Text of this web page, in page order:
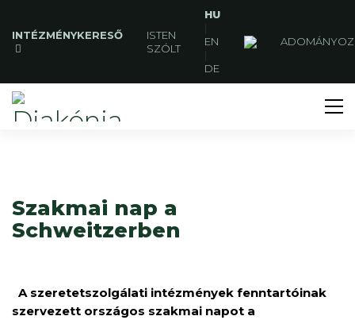
INTÉZMÉNYKERESŐ
ISTEN
SZÓLT
HU
|
EN
|
DE
Szakmai nap a
Schweitzerben
A szeretetszolgálati intézmények fenntartóinak
szervezett országos szakmai napot a